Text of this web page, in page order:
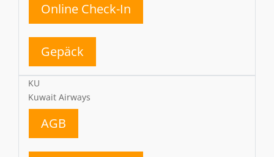
Online Check-In
Gepäck
KU
Kuwait Airways
AGB